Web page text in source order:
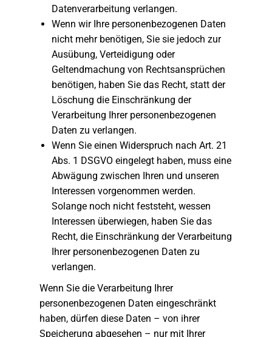
Datenverarbeitung verlangen.
Wenn wir Ihre personenbezogenen Daten
nicht mehr benötigen, Sie sie jedoch zur
Ausübung, Verteidigung oder
Geltendmachung von Rechtsansprüchen
benötigen, haben Sie das Recht, statt der
Löschung die Einschränkung der
Verarbeitung Ihrer personenbezogenen
Daten zu verlangen.
Wenn Sie einen Widerspruch nach Art. 21
Abs. 1 DSGVO eingelegt haben, muss eine
Abwägung zwischen Ihren und unseren
Interessen vorgenommen werden.
Solange noch nicht feststeht, wessen
Interessen überwiegen, haben Sie das
Recht, die Einschränkung der Verarbeitung
Ihrer personenbezogenen Daten zu
verlangen.
Wenn Sie die Verarbeitung Ihrer
personenbezogenen Daten eingeschränkt
haben, dürfen diese Daten – von ihrer
Speicherung abgesehen – nur mit Ihrer